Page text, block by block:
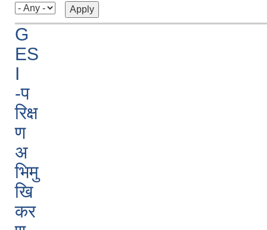
G
ES
I
-प
रिक्ष
ण
अ
भिमु
खि
कर